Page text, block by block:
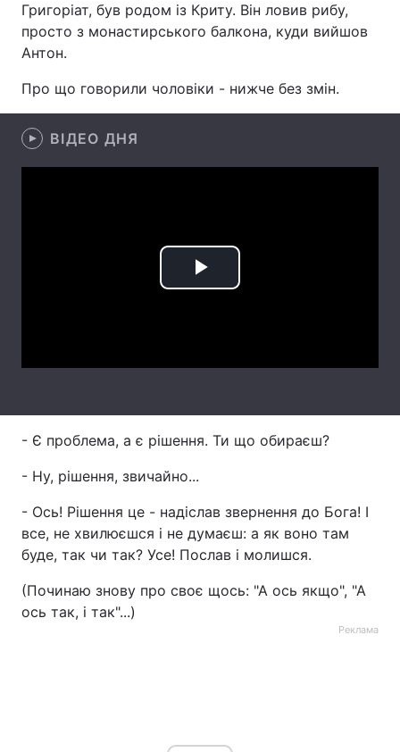
Головна Війна
Україна
Економіка Світ
Лайт
Інциденти
Цікавинки Погода
Лонгріди
Інтерв'ю Думки
Контакти
Григоріат, був родом із Криту. Він ловив рибу,
просто з монастирського балкона, куди вийшов
Антон.
Про що говорили чоловіки - нижче без змін.
ВІДЕО ДНЯ
Play
- Є проблема, а є рішення. Ти що обираєш?
- Ну, рішення, звичайно...
- Ось! Рішення це - надіслав звернення до Бога! І
все, не хвилюєшся і не думаєш: а як воно там
буде, так чи так? Усе! Послав і молишся.
(Починаю знову про своє щось: "А ось якщо", "А
ось так, і так"...)
Реклама